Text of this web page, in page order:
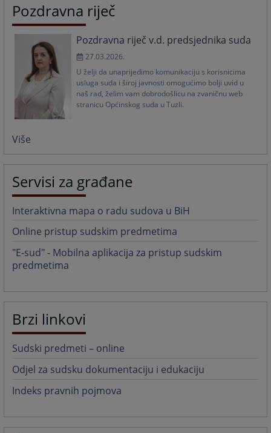
Pozdravna riječ
Pozdravna riječ v.d. predsjednika suda
27.03.2026.
U želji da unaprijedimo komunikaciju s korisnicima
usluga suda i široj javnosti omogućimo bolji uvid u
naš rad, želim vam dobrodošlicu na zvaničnu web
stranicu Općinskog suda u Tuzli.
Više
Servisi za građane
Interaktivna mapa o radu sudova u BiH
Online pristup sudskim predmetima
"E-sud" - Mobilna aplikacija za pristup sudskim
predmetima
Brzi linkovi
Sudski predmeti – online
Odjel za sudsku dokumentaciju i edukaciju
Indeks pravnih pojmova